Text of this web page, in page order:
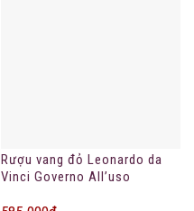
Rượu vang đỏ Leonardo da
Vinci Governo All’uso